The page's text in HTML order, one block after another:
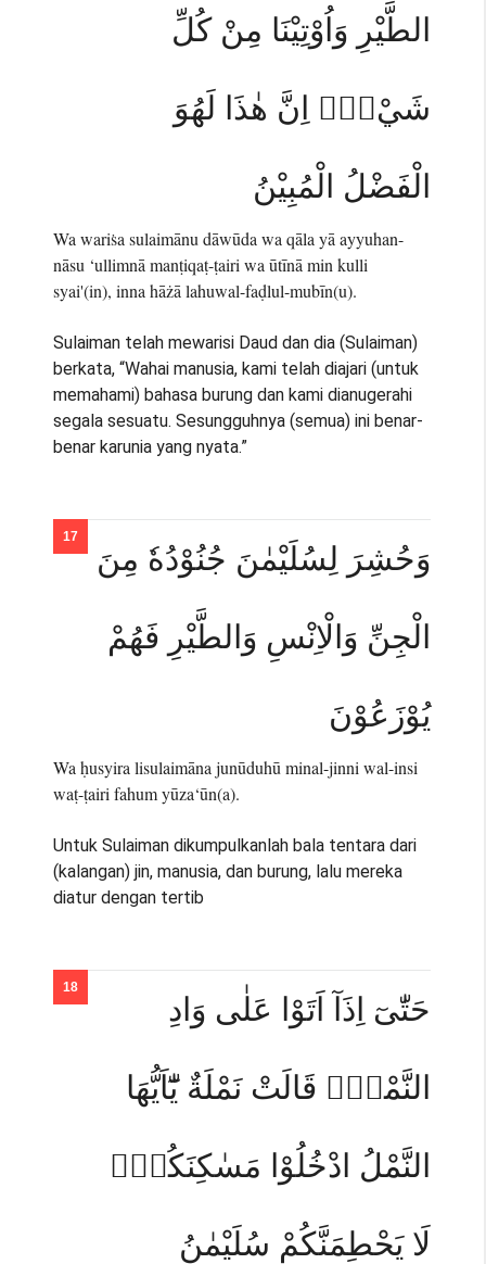
الطَّيْرِ وَاُوْتِيْنَا مِنْ كُلِّ
شَيْءٍۗ اِنَّ هٰذَا لَهُوَ
الْفَضْلُ الْمُبِيْنُ
Wa wariṡa sulaimānu dāwūda wa qāla yā ayyuhan-
nāsu ‘ullimnā manṭiqaṭ-ṭairi wa ūtīnā min kulli
syai'(in), inna hāżā lahuwal-faḍlul-mubīn(u).
Sulaiman telah mewarisi Daud dan dia (Sulaiman)
berkata, “Wahai manusia, kami telah diajari (untuk
memahami) bahasa burung dan kami dianugerahi
segala sesuatu. Sesungguhnya (semua) ini benar-
benar karunia yang nyata.”
وَحُشِرَ لِسُلَيْمٰنَ جُنُوْدُهٗ مِنَ
الْجِنِّ وَالْاِنْسِ وَالطَّيْرِ فَهُمْ
يُوْزَعُوْنَ
Wa ḥusyira lisulaimāna junūduhū minal-jinni wal-insi
waṭ-ṭairi fahum yūza‘ūn(a).
Untuk Sulaiman dikumpulkanlah bala tentara dari
(kalangan) jin, manusia, dan burung, lalu mereka
diatur dengan tertib
حَتّٰىٓ اِذَآ اَتَوْا عَلٰى وَادِ
النَّمْلِۙ قَالَتْ نَمْلَةٌ يّٰٓاَيُّهَا
النَّمْلُ ادْخُلُوْا مَسٰكِنَكُمْۚ
لَا يَحْطِمَنَّكُمْ سُلَيْمٰنُ